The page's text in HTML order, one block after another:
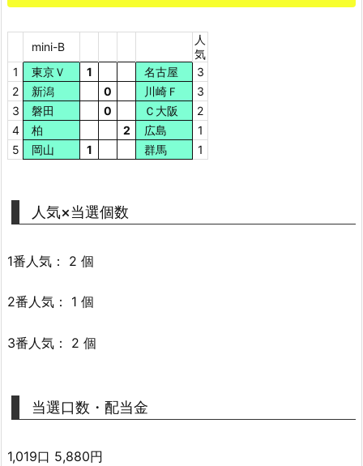
mini-B
人
気
1
東京Ｖ 1 名古屋
3
2
新潟 0 川崎Ｆ
3
3
磐田 0 Ｃ大阪
2
4
柏 2 広島
1
5
岡山 1 群馬 1
人気×当選個数
1番人気： 2 個
2番人気： 1 個
3番人気： 2 個
当選口数・配当金
1,019口 5,880円